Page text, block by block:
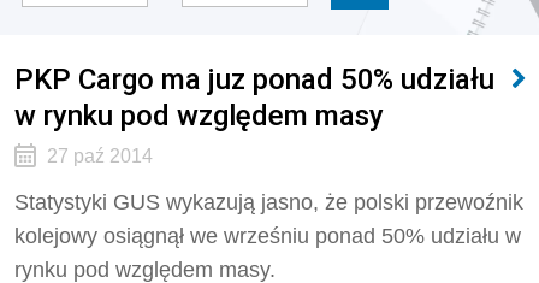
PKP Cargo ma juz ponad 50% udziału
w rynku pod względem masy
27 paź 2014
Statystyki GUS wykazują jasno, że polski przewoźnik
kolejowy osiągnął we wrześniu ponad 50% udziału w
rynku pod względem masy.